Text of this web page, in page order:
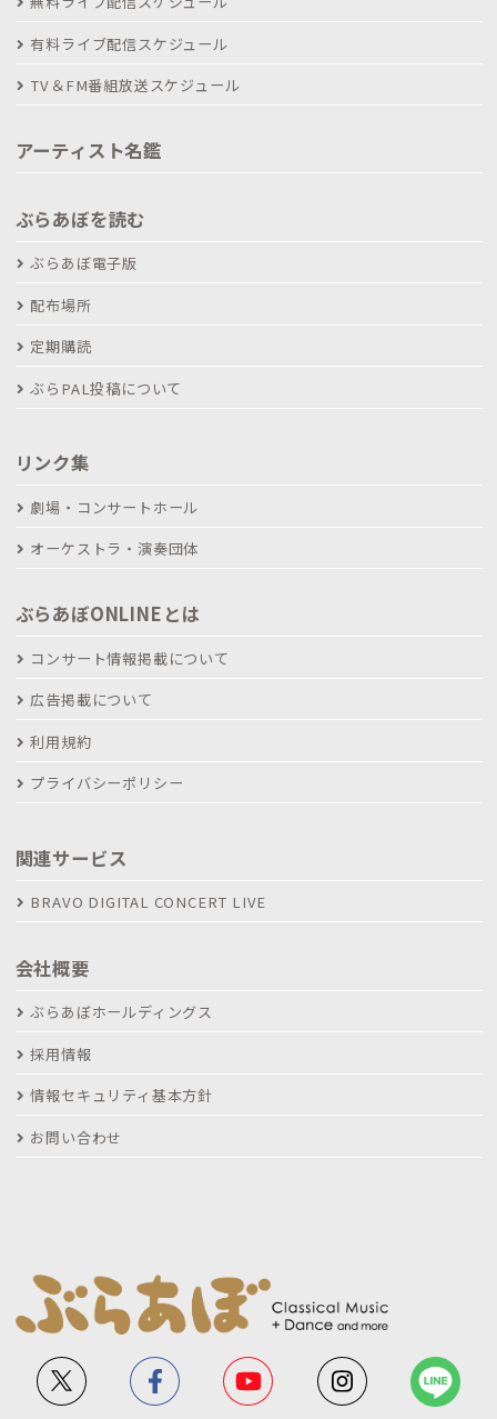
有料ライブ配信スケジュール
TV＆FM番組放送スケジュール
アーティスト名鑑
ぶらあぼを読む
ぶらあぼ電子版
配布場所
定期購読
ぶらPAL投稿について
リンク集
劇場・コンサートホール
オーケストラ・演奏団体
ぶらあぼONLINEとは
コンサート情報掲載について
広告掲載について
利用規約
プライバシーポリシー
関連サービス
BRAVO DIGITAL CONCERT LIVE
会社概要
ぶらあぼホールディングス
採用情報
情報セキュリティ基本方針
お問い合わせ